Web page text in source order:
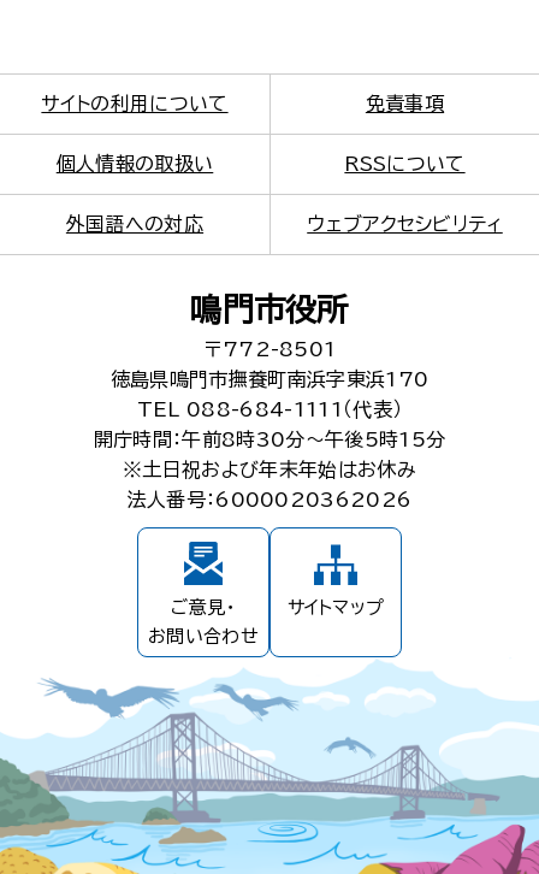
サイトの利用について 免責事項
個人情報の取扱い RSSについて
外国語への対応 ウェブアクセシビリティ
鳴門市役所
〒772-8501
徳島県鳴門市撫養町南浜字東浜170
TEL 088-684-1111（代表）
開庁時間：午前8時30分～午後5時15分
※土日祝および年末年始はお休み
法人番号：6000020362026
ご意見・
お問い合わせ
サイトマップ